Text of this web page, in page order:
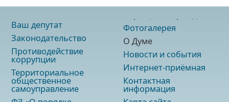
Ваш депутат
Законодательство
Противодействие
коррупции
Территориальное
общественное
самоуправление
Фотогалерея
О Думе
Новости и события
Интернет-приёмная
Контактная
информация